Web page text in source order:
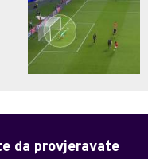
da provjeravate